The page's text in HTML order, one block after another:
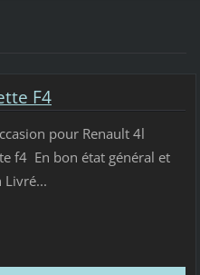
F4
pour Renault 4l
f4 En bon état général et